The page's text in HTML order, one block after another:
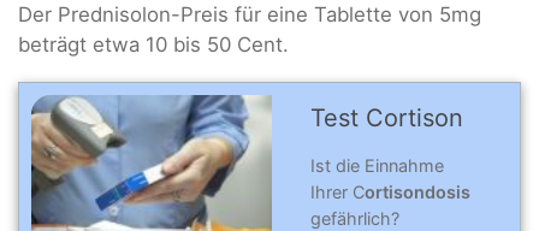
Der Prednisolon-Preis für eine Tablette von 5mg
beträgt etwa 10 bis 50 Cent.
Test Cortison
Ist die Einnahme
Ihrer Cortisondosis
gefährlich?